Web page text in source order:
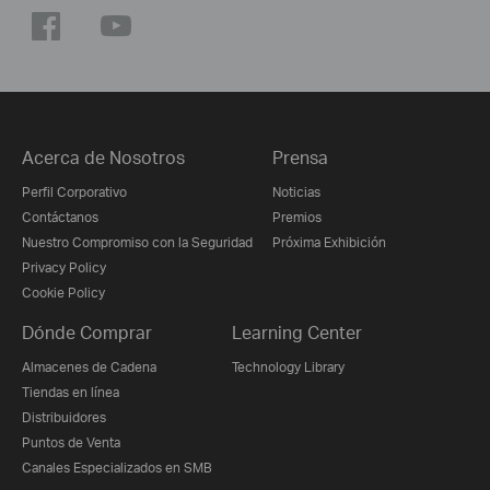
Acerca de Nosotros
Perfil Corporativo
Contáctanos
Nuestro Compromiso con la Seguridad
Privacy Policy
Cookie Policy
Prensa
Noticias
Premios
Próxima Exhibición
Dónde Comprar
Almacenes de Cadena
Tiendas en línea
Distribuidores
Puntos de Venta
Canales Especializados en SMB
Learning Center
Technology Library